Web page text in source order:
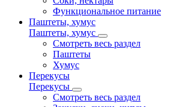
Функциональное питание
Паштеты, хумус
Паштеты, хумус
Смотреть весь раздел
Паштеты
Хумус
Перекусы
Перекусы
Смотреть весь раздел